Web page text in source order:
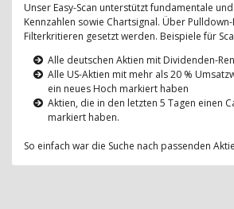
Unser Easy-Scan unterstützt fundamentale
Kennzahlen sowie Chartsignal. Über
Filterkritieren gesetzt werden. Beispiele für
Alle deutschen Aktien mit Dividenden-
Alle US-Aktien mit mehr als 20 %
ein neues Hoch markiert haben
Aktien, die in den letzten 5 Tagen einen
markiert haben.
So einfach war die Suche nach passenden